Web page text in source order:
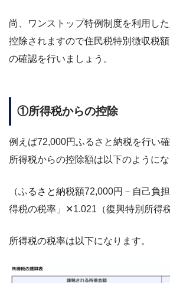
尚、ワンストップ特例制度を利用し
控除されますので住民税特別徴収税
の確認を行いましょう。
①所得税からの控除
例えば72,000円ふるさと納税を行い
所得税からの控除額は以下のようにな
（ふるさと納税額72,000円－自己負
得税の税率」✕1.021（復興特別所得税
所得税の税率は以下になります。